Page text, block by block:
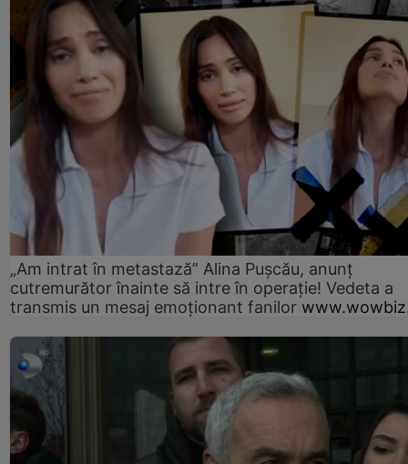
„Am intrat în metastază” Alina Pușcău, anunț
cutremurător înainte să intre în operație! Vedeta a
transmis un mesaj emoționant fanilor